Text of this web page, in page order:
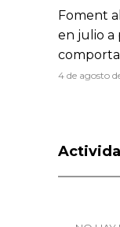
Foment
en julio a
4 de agosto